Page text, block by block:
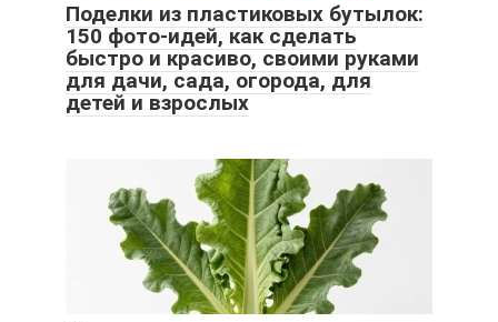
Поделки из пластиковых бутылок:
150 фото-идей, как сделать
быстро и красиво, своими руками
для дачи, сада, огорода, для
детей и взрослых